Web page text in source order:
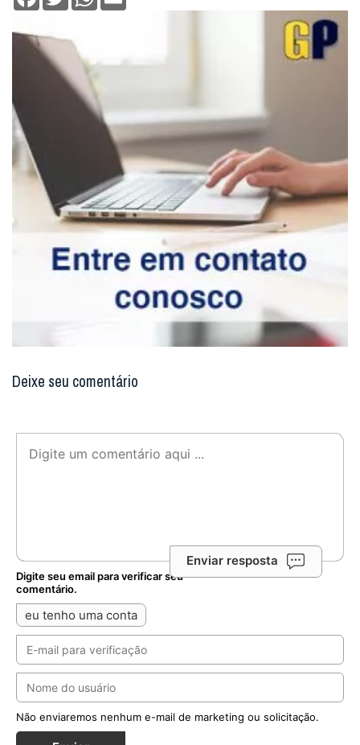
Deixe seu comentário
Enviar resposta
Digite seu email para verificar seu
comentário.
eu tenho uma conta
Não enviaremos nenhum e-mail de marketing ou solicitação.